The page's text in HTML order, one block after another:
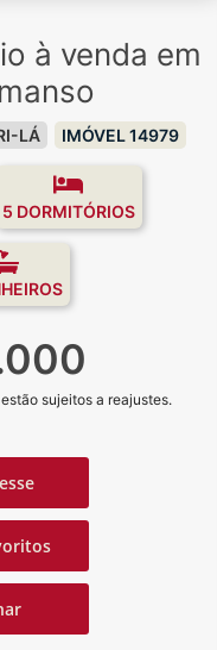
à venda em
LÁ IMÓVEL 14979
5 DORMITÓRIOS
sujeitos a reajustes.